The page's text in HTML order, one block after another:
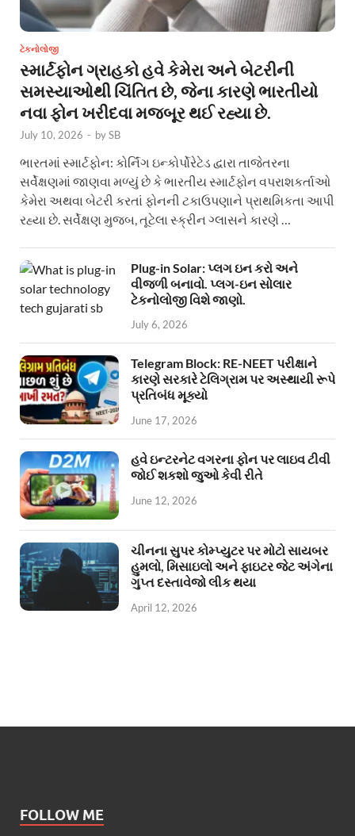
ટેકનોલોજી
સ્માર્ટફોન ગ્રાહકો હવે કેમેરા અને બેટરીની
સમસ્યાઓથી ચિંતિત છે, જેના કારણે ભારતીયો
નવા ફોન ખરીદવા મજબૂર થઈ રહ્યા છે.
July 10, 2026 - bySB
ભારતમાં સ્માર્ટફોન: કોર્નિંગ ઇન્કોર્પોરેટેડ દ્વારા તાજેતરના
સર્વેક્ષણમાં જાણવા મળ્યું છે કે ભારતીય સ્માર્ટફોન વપરાશકર્તાઓ
કેમેરા અથવા બેટરી કરતાં ફોનની ટકાઉપણાને પ્રાથમિકતા આપી
રહ્યા છે. સર્વેક્ષણ મુજબ, તૂટેલા સ્ક્રીન ગ્લાસને કારણે …
Plug-in Solar: પ્લગ ઇન કરો અને
વીજળી બનાવો. પ્લગ-ઇન સોલાર
ટેકનોલોજી વિશે જાણો.
July 6, 2026
Telegram Block: RE-NEET પરીક્ષાને
કારણે સરકારે ટેલિગ્રામ પર અસ્થાયી રૂપે
પ્રતિબંધ મૂક્યો
June 17, 2026
હવે ઇન્ટરનેટ વગરના ફોન પર લાઇવ ટીવી
જોઈ શકશો જુઓ કેવી રીતે
June 12, 2026
ચીનના સુપર કોમ્પ્યુટર પર મોટો સાયબર
હુમલો, મિસાઇલો અને ફાઇટર જેટ અંગેના
ગુપ્ત દસ્તાવેજો લીક થયા
April 12, 2026
FOLLOW ME